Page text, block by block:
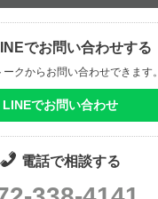
でお問い合わせする
ークからお問い合わせできます。
LINEでお問い合わせ
電話で相談する